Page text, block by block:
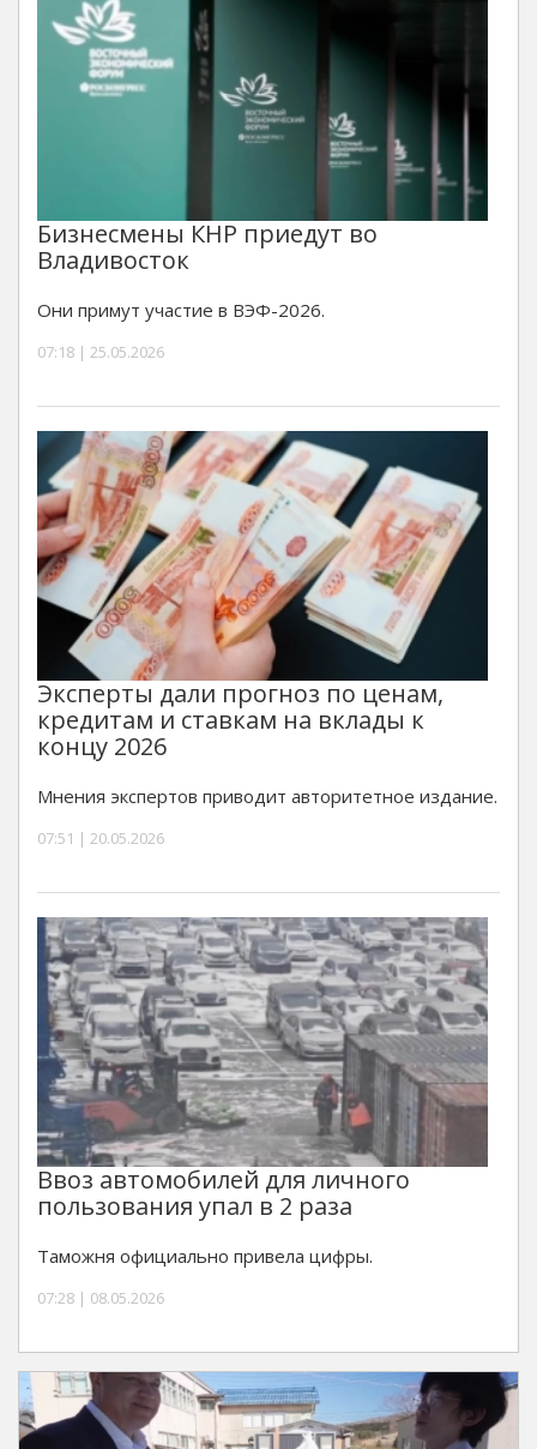
Бизнесмены КНР приедут во
Владивосток
Они примут участие в ВЭФ-2026.
07:18 | 25.05.2026
Эксперты дали прогноз по ценам,
кредитам и ставкам на вклады к
концу 2026
Мнения экспертов приводит авторитетное издание.
07:51 | 20.05.2026
Ввоз автомобилей для личного
пользования упал в 2 раза
Таможня официально привела цифры.
07:28 | 08.05.2026